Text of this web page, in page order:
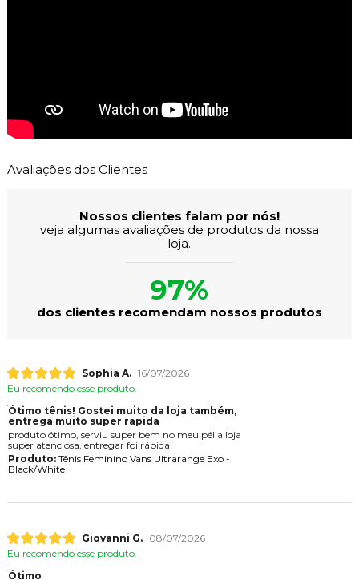
Avaliações dos Clientes
Nossos clientes falam por nós!
veja algumas avaliações de produtos da nossa
loja.
97%
dos clientes recomendam nossos produtos
Sophia A. 16/07/2026
Eu recomendo esse produto.
Ótimo tênis! Gostei muito da loja também,
entrega muito super rapida
produto ótimo, serviu super bem no meu pé! a loja
super atenciosa, entregar foi rápida
Produto:Tênis Feminino Vans Ultrarange Exo -
Black/White
Giovanni G.
08/07/2026
Eu recomendo esse produto.
Ótimo